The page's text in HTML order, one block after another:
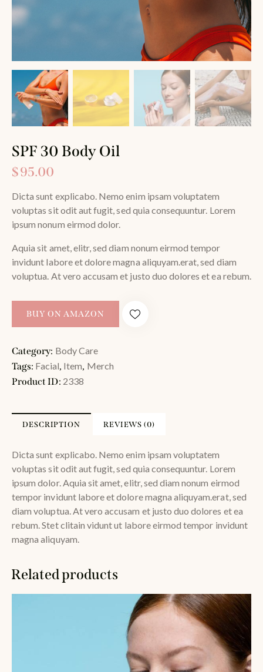
SPF 30 Body Oil
$95.00
Dicta sunt explicabo. Nemo enim ipsam voluptatem
voluptas sit odit aut fugit, sed quia consequuntur. Lorem
ipsum nonum eirmod dolor.
Aquia sit amet, elitr, sed diam nonum eirmod tempor
invidunt labore et dolore magna aliquyam.erat, sed diam
voluptua. At vero accusam et justo duo dolores et ea rebum.
BUY ON AMAZON
Category: Body Care
Tags: Facial, Item, Merch
Product ID: 2338
DESCRIPTION REVIEWS (0)
Dicta sunt explicabo. Nemo enim ipsam voluptatem
voluptas sit odit aut fugit, sed quia consequuntur. Lorem
ipsum dolor. Aquia sit amet, elitr, sed diam nonum eirmod
tempor invidunt labore et dolore magna aliquyam.erat, sed
diam voluptua. At vero accusam et justo duo dolores et ea
rebum. Stet clitain vidunt ut labore eirmod tempor invidunt
magna aliquyam.
Related products